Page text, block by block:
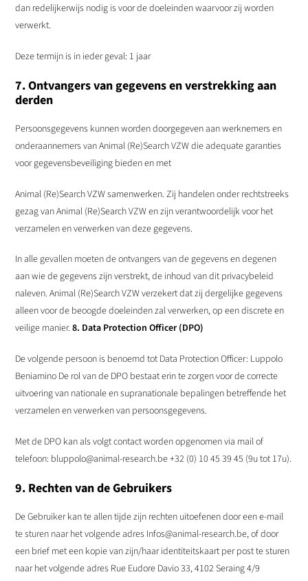
dan redelijkerwijs nodig is voor de doeleinden waarvoor zij worden
verwerkt.
Deze termijn is in ieder geval: 1 jaar
7. Ontvangers van gegevens en verstrekking aan
derden
Persoonsgegevens kunnen worden doorgegeven aan werknemers en
onderaannemers van Animal (Re)Search VZW die adequate garanties
voor gegevensbeveiliging bieden en met
Animal (Re)Search VZW samenwerken. Zij handelen onder rechtstreeks
gezag van Animal (Re)Search VZW en zijn verantwoordelijk voor het
verzamelen en verwerken van deze gegevens.
In alle gevallen moeten de ontvangers van de gegevens en degenen
aan wie de gegevens zijn verstrekt, de inhoud van dit privacybeleid
naleven. Animal (Re)Search VZW verzekert dat zij dergelijke gegevens
alleen voor de beoogde doeleinden zal verwerken, op een discrete en
veilige manier.8. Data Protection Officer (DPO)
De volgende persoon is benoemd tot Data Protection Officer: Luppolo
Beniamino De rol van de DPO bestaat erin te zorgen voor de correcte
uitvoering van nationale en supranationale bepalingen betreffende het
verzamelen en verwerken van persoonsgegevens.
Met de DPO kan als volgt contact worden opgenomen via mail of
telefoon: bluppolo@animal-research.be +32 (0) 10 45 39 45 (9u tot 17u).
9. Rechten van de Gebruikers
De Gebruiker kan te allen tijde zijn rechten uitoefenen door een e-mail
te sturen naar het volgende adres Infos@animal-research.be, of door
een brief met een kopie van zijn/haar identiteitskaart per post te sturen
naar het volgende adres Rue Eudore Davio 33, 4102 Seraing 4/9